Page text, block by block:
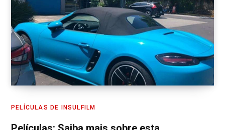
PELÍCULAS DE INSULFILM